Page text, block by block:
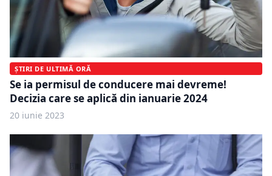
ȘTIRI DE ULTIMĂ ORĂ
Se ia permisul de conducere mai devreme!
Decizia care se aplică din ianuarie 2024
20 iunie 2023